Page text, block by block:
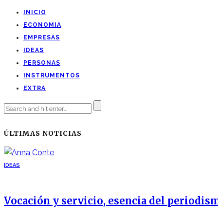
INICIO
ECONOMIA
EMPRESAS
IDEAS
PERSONAS
INSTRUMENTOS
EXTRA
ÚLTIMAS NOTICIAS
IDEAS
Vocación y servicio, esencia del